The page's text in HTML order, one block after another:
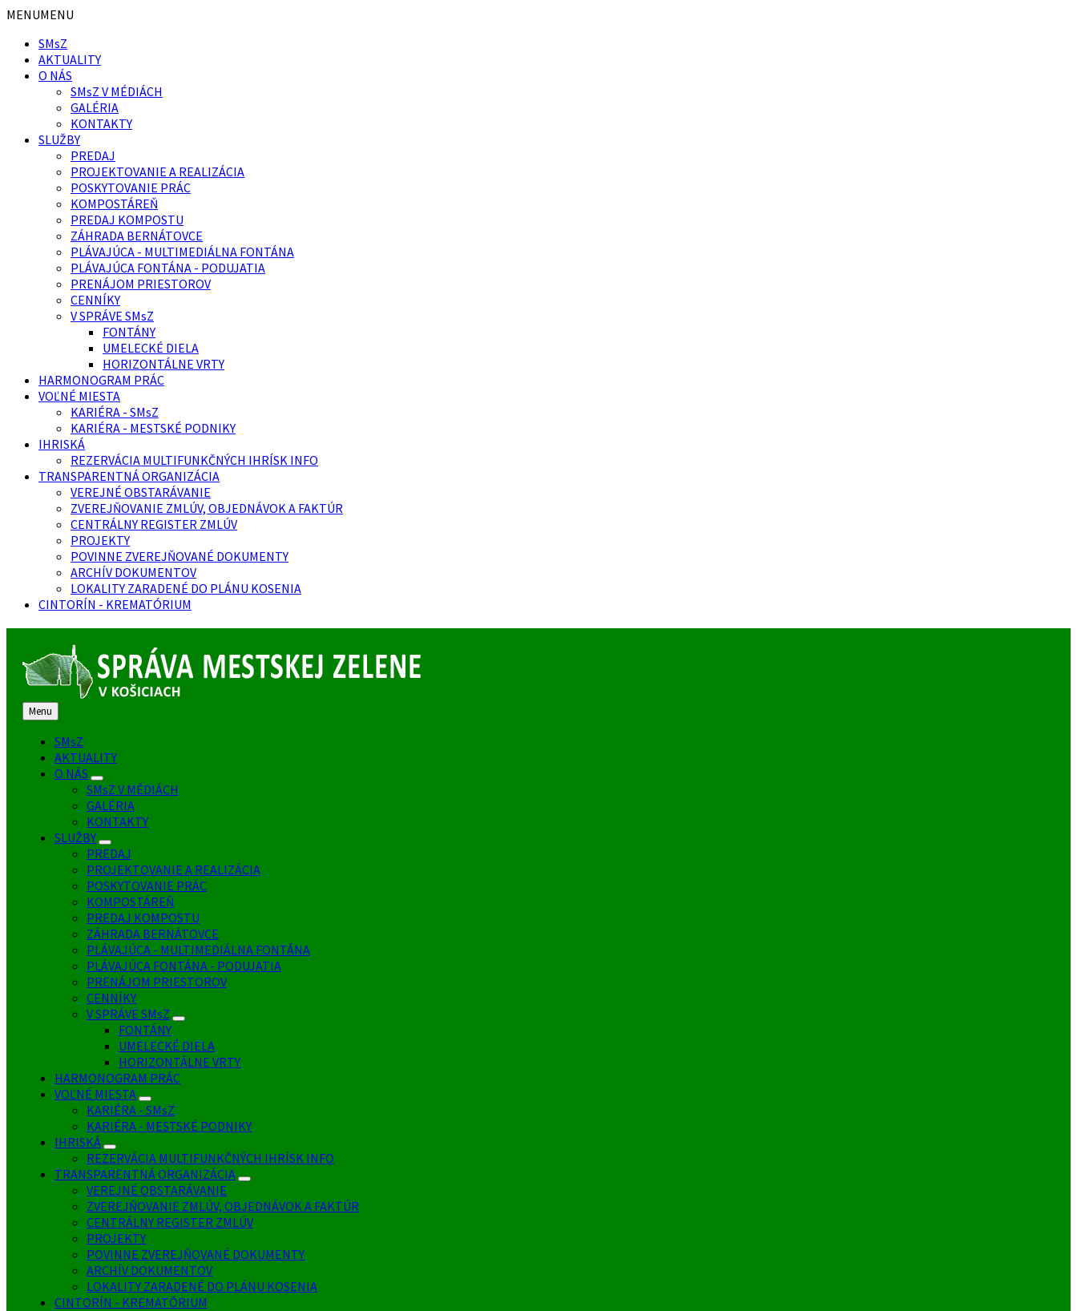
Preskočiť
obsah
Preskočiť
pätičku
MENUMENU
SMsZ
AKTUALITY
O NÁS
SMsZ V MÉDIÁCH
GALÉRIA
KONTAKTY
SLUŽBY
PREDAJ
PROJEKTOVANIE A REALIZÁCIA
POSKYTOVANIE PRÁC
KOMPOSTÁREŇ
PREDAJ KOMPOSTU
ZÁHRADA BERNÁTOVCE
PLÁVAJÚCA - MULTIMEDIÁLNA FONTÁNA
PLÁVAJÚCA FONTÁNA - PODUJATIA
PRENÁJOM PRIESTOROV
CENNÍKY
V SPRÁVE SMsZ
FONTÁNY
UMELECKÉ DIELA
HORIZONTÁLNE VRTY
HARMONOGRAM PRÁC
VOĽNÉ MIESTA
KARIÉRA - SMsZ
KARIÉRA - MESTSKÉ PODNIKY
IHRISKÁ
REZERVÁCIA MULTIFUNKČNÝCH IHRÍSK INFO
TRANSPARENTNÁ ORGANIZÁCIA
VEREJNÉ OBSTARÁVANIE
ZVEREJŇOVANIE ZMLÚV, OBJEDNÁVOK A FAKTÚR
CENTRÁLNY REGISTER ZMLÚV
PROJEKTY
POVINNE ZVEREJŇOVANÉ DOKUMENTY
ARCHÍV DOKUMENTOV
LOKALITY ZARADENÉ DO PLÁNU KOSENIA
CINTORÍN - KREMATÓRIUM
Menu
SMsZ
AKTUALITY
O NÁS
SMsZ V MÉDIÁCH
GALÉRIA
KONTAKTY
SLUŽBY
PREDAJ
PROJEKTOVANIE A REALIZÁCIA
POSKYTOVANIE PRÁC
KOMPOSTÁREŇ
PREDAJ KOMPOSTU
ZÁHRADA BERNÁTOVCE
PLÁVAJÚCA - MULTIMEDIÁLNA FONTÁNA
PLÁVAJÚCA FONTÁNA - PODUJATIA
PRENÁJOM PRIESTOROV
CENNÍKY
V SPRÁVE SMsZ
FONTÁNY
UMELECKÉ DIELA
HORIZONTÁLNE VRTY
HARMONOGRAM PRÁC
VOĽNÉ MIESTA
KARIÉRA - SMsZ
KARIÉRA - MESTSKÉ PODNIKY
IHRISKÁ
REZERVÁCIA MULTIFUNKČNÝCH IHRÍSK INFO
TRANSPARENTNÁ ORGANIZÁCIA
VEREJNÉ OBSTARÁVANIE
ZVEREJŇOVANIE ZMLÚV, OBJEDNÁVOK A FAKTÚR
CENTRÁLNY REGISTER ZMLÚV
PROJEKTY
POVINNE ZVEREJŇOVANÉ DOKUMENTY
ARCHÍV DOKUMENTOV
LOKALITY ZARADENÉ DO PLÁNU KOSENIA
CINTORÍN - KREMATÓRIUM